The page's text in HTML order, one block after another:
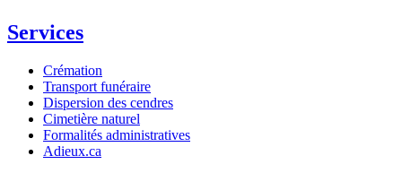
Services
Crémation
Transport funéraire
Dispersion des cendres
Cimetière naturel
Formalités administratives
Adieux.ca